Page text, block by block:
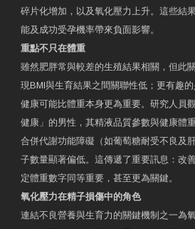
碎片化增加，以及氧化壓力上升。這些結
能及成功受孕機率帶來負面影響。
重點不只在體重
雖然肥胖常與較差的生殖結果相關，但此
現BMI與生育結果之間關聯性低；更有趣
健康可能比體重本身更為重要。研究人員
健康」的男性，其精液品質參數與健康體
合併代謝功能障礙（如葡萄糖耐受不良及
子數量顯著偏低。這傳遞了重要訊息：改
定體重數字同等重要，甚至更為關鍵。
氧化壓力在精子損傷中的角色
連結不良營養與生育力的關鍵機制之一為